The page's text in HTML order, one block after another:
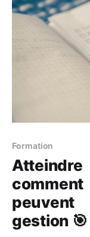
Formation
gestion 🎯